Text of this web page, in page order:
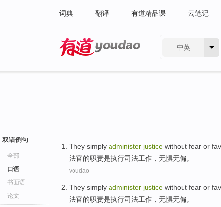
词典 翻译 有道精品课 云笔记
中英
双语例句
全部
口语
书面语
论文
They simply administer justice without fear or
法官的职责是执行司法工作，无惧无偏。
youdao
They simply administer justice without fear or
法官的职责是执行司法工作，无惧无偏。